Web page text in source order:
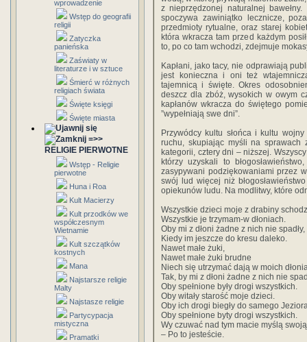
wprowadzenie
Wstęp do geografii
religii
Zatyczka
panieńska
Zaświaty w
literaturze i w sztuce
Śmierć w różnych
religiach świata
Święte księgi
Święte miasta
=>>
RELIGIE PIERWOTNE
Wstęp - Religie
pierwotne
Huna i Roa
Kult Macierzy
Kult przodków we
współczesnym
Wietnamie
Kult szczątków
kostnych
Mana
Najstarsze religie
Malty
Najstasze religie
Partycypacja
mistyczna
Pramatki
z nieprzędzonej naturalnej
spoczywa zawiniątko lecznicze,
przedmioty rytualne, oraz starej
która wkracza tam przed każdym
to, po co tam wchodzi, zdejmuje
Kapłani, jako tacy, nie odprawiają
jest konieczna i oni też
tajemnicą i święte. Okres
deszcz dla zbóż, wysokich w owym
kapłanów wkracza do świętego
”wypełniają swe dni”.
Przywódcy kultu słońca i kultu
ruchu, skupiając myśli na sprawach
kategorii, cztery dni – niższej.
którzy uzyskali to
zasypywani podziękowaniami przez
swój lud więcej niż
opiekunów ludu. Na modlitwy, które
Wszystkie dzieci moje z drabiny
Wszystkie je trzymam-w dłoniach.
Oby mi z dłoni żadne z nich nie spadły,
Kiedy im jeszcze do kresu daleko.
Nawet małe żuki,
Nawet małe żuki brudne
Niech się utrzymać dają w moich
Tak, by mi z dłoni żadne z nich nie
Oby spełnione były drogi wszystkich.
Oby witały starość moje dzieci.
Oby ich drogi biegły do samego
Oby spełnione byty drogi wszystkich.
Wy czuwać nad tym macie myślą swoją
– Po to jesteście.